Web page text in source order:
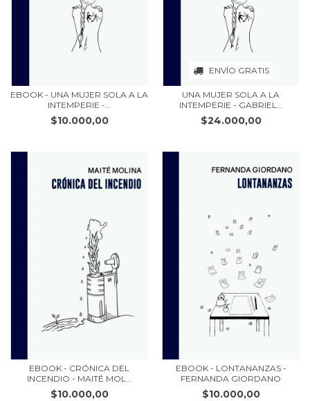
EBOOK - UNA MUJER SOLA A LA
INTEMPERIE -...
$10.000,00
ENVÍO GRATIS
UNA MUJER SOLA A LA
INTEMPERIE - GABRIEL...
$24.000,00
EBOOK - CRÓNICA DEL
INCENDIO - MAITÉ MOL...
$10.000,00
EBOOK - LONTANANZAS -
FERNANDA GIORDANO
$10.000,00